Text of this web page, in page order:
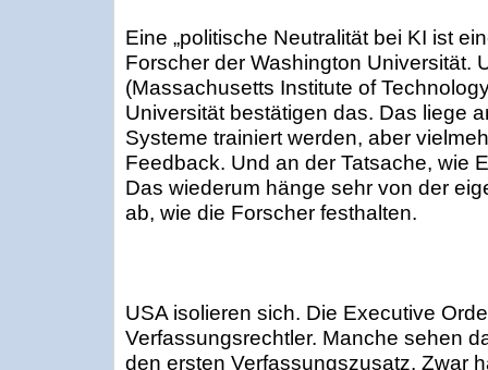
Eine „politische Neutralität bei KI ist
Forscher der Washington Universität.
(Massachusetts Institute of
Universität bestätigen das. Das liege
Systeme trainiert werden, aber
Feedback. Und an der Tatsache, wie
Das wiederum hänge sehr von der
ab, wie die Forscher festhalten.
USA isolieren sich. Die Executive
Verfassungsrechtler. Manche sehen
den ersten Verfassungszusatz. Zwar